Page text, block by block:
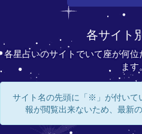
各サイト
各星占いのサイトでいて座が何
ます。
サイト名の先頭に「※」が付いて
報が閲覧出来ないため、最新